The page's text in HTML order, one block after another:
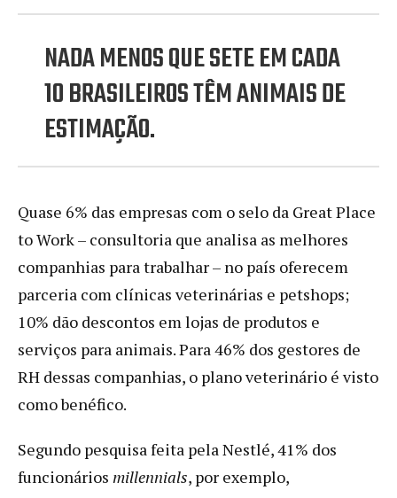
NADA MENOS QUE SETE EM CADA
10 BRASILEIROS TÊM ANIMAIS DE
ESTIMAÇÃO.
Quase 6% das empresas com o selo da Great Place
to Work – consultoria que analisa as melhores
companhias para trabalhar – no país oferecem
parceria com clínicas veterinárias e petshops;
10% dão descontos em lojas de produtos e
serviços para animais. Para 46% dos gestores de
RH dessas companhias, o plano veterinário é visto
como benéfico.
Segundo pesquisa feita pela Nestlé, 41% dos
funcionários millennials, por exemplo,